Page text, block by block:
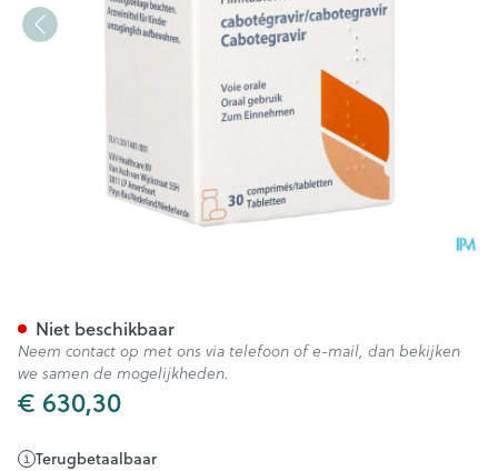
€ 630,30
Terugbetaalbaar
Niet beschikbaar
Neem contact op met ons via telefoon of e-mail, dan bekijken
we samen de mogelijkheden.